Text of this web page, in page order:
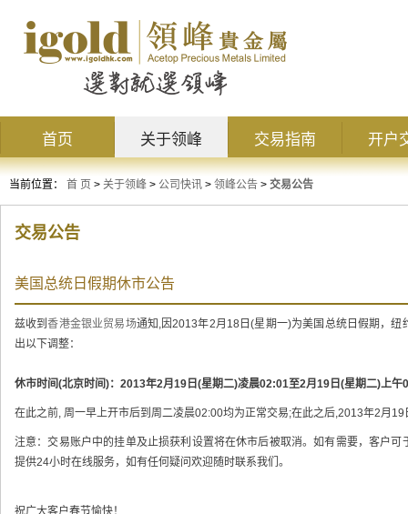
首页 关于领峰 交易指南 开户
当前位置： 首 页 > 关于领峰 > 公司快讯 > 领峰公告 > 交易公告
交易公告
美国总统日假期休市公告
兹收到香港金银业贸易场通知,因2013年2月18日(星期一)为美国总统日假期，纽
出以下调整：
休市时间(北京时间)：2013年2月19日(星期二)凌晨02:01至2月19日(星期二)上午
在此之前, 周一早上开市后到周二凌晨02:00均为正常交易;在此之后,2013年2月
注意：交易账户中的挂单及止损获利设置将在休市后被取消。如有需要，客户
提供24小时在线服务，如有任何疑问欢迎随时联系我们。
祝广大客户春节愉快！